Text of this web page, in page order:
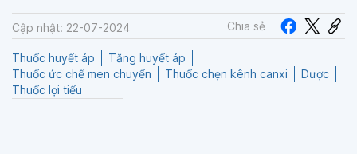
Cập nhật: 22-07-2024 Chia sẻ
Thuốc huyết áp
Tăng huyết áp
Thuốc ức chế men chuyển
Thuốc chẹn kênh canxi
Dược
Thuốc lợi tiểu